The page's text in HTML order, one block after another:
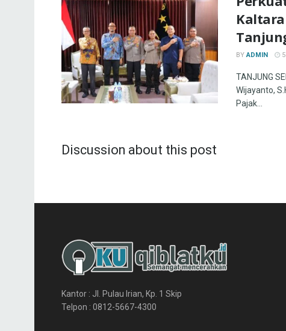
BY ADMIN
TANJUNG
Wijayanto,
Pajak...
Discussion about this post
Kantor : Jl. Pulau Irian, Kp. 1 Skip
Telpon : 0812-5667-4300